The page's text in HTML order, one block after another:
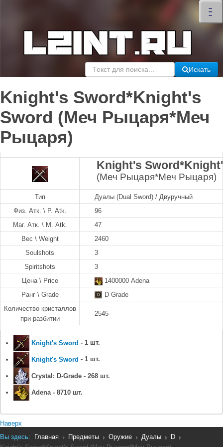
–
–
–
×
Искать
Knight's Sword*Knight's
Sword (Меч Рыцаря*Меч
Рыцаря)
Knight's
(Меч Рыцаря*Меч Рыцаря)
Тип
Дуалы (Dual Sword) / Двуручный
Физ. Атк. \ P. Atk.
96
Маг. Атк. \ M. Atk.
47
Вес \ Weight
2460
Soulshots
3
Spiritshots
3
Цена \ Price
1400000 Adena
Ранг \ Grade
D Grade
Количество кристаллов
при разбитии
2545
Knight's Sword - 1 шт.
Knight's Sword - 1 шт.
Crystal: D-Grade - 268 шт.
Adena - 8710 шт.
Наверх
Вы здесь:
Главная Предметы Оружие Дуалы
D